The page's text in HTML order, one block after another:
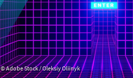
Adobe Stock / Oleksiy Oliinyk